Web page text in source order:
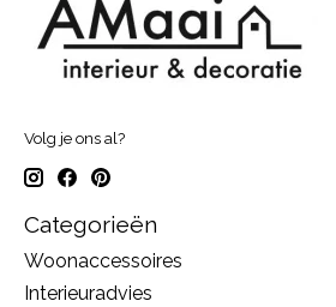
Volg je ons al?
Categorieën
Woonaccessoires
Interieuradvies